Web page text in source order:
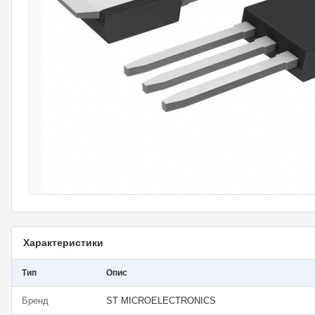
Характеристики
Тип Опис
Бренд ST MICROELECTRONICS